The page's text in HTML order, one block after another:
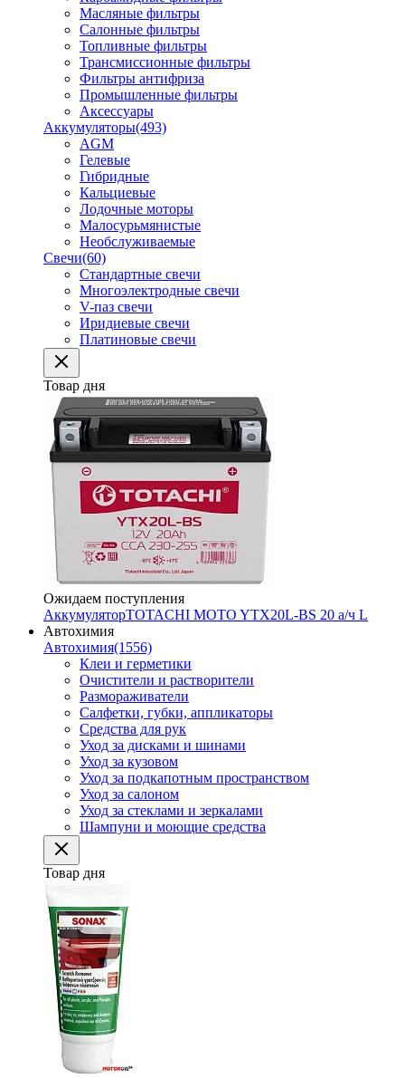
Масляные фильтры
Салонные фильтры
Топливные фильтры
Трансмиссионные фильтры
Фильтры антифриза
Промышленные фильтры
Аксессуары
Аккумуляторы(493)
AGM
Гелевые
Гибридные
Кальциевые
Лодочные моторы
Малосурьмянистые
Необслуживаемые
Свечи(60)
Стандартные свечи
Многоэлектродные свечи
V-паз свечи
Иридиевые свечи
Платиновые свечи
Товар дня
Ожидаем поступления
АккумуляторTOTACHI MOTO YTX20L-BS 20 а/ч L
Автохимия
Автохимия(1556)
Клеи и герметики
Очистители и растворители
Размораживатели
Салфетки, губки, аппликаторы
Средства для рук
Уход за дисками и шинами
Уход за кузовом
Уход за подкапотным пространством
Уход за салоном
Уход за стеклами и зеркалами
Шампуни и моющие средства
Товар дня